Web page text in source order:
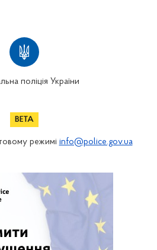
поліція України
режимі info@police.gov.ua